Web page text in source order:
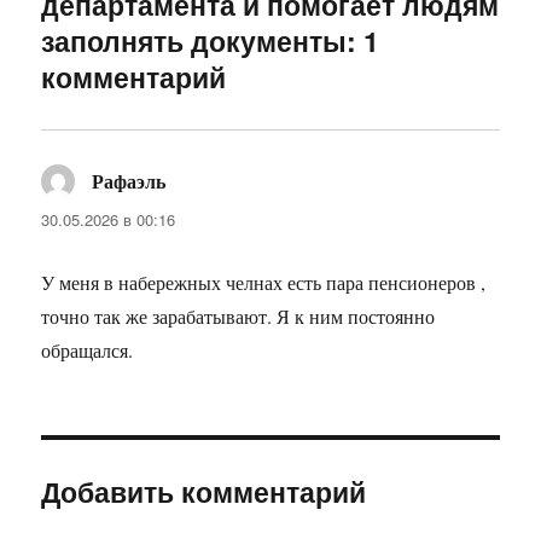
заполнять документы: 1
комментарий
Рафаэль
30.05.2026 в 00:16
У меня в набережных челнах есть пара пенсионеров ,
точно так же зарабатывают. Я к ним постоянно
обращался.
Добавить комментарий